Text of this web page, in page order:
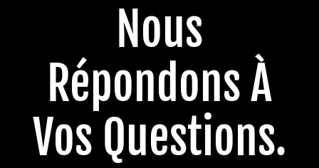
Nous
Répondons À
Vos Questions.